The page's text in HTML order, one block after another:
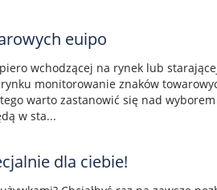
euipo
wchodzącej na rynek lub
monitorowanie znaków
warto zastanowić się nad wyborem
w sta...
dla ciebie!